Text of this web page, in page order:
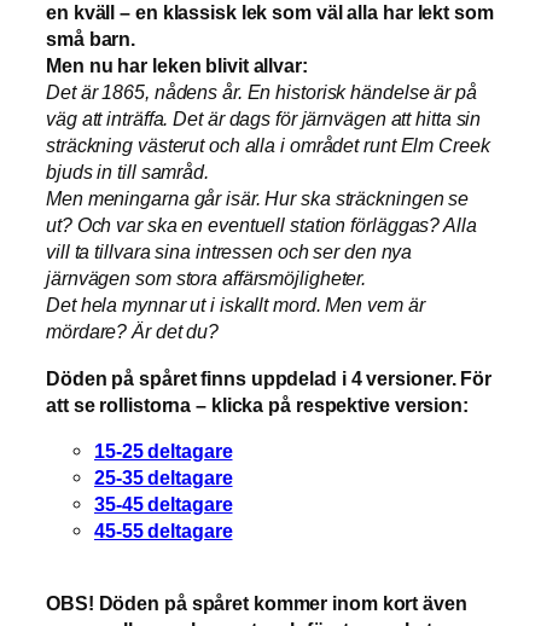
en kväll – en klassisk lek som väl alla har lekt som
små barn.
Men nu har leken blivit allvar:
Det är 1865, nådens år. En historisk händelse är på
väg att inträffa. Det är dags för järnvägen att hitta sin
sträckning västerut och alla i området runt Elm Creek
bjuds in till samråd.
Men meningarna går isär. Hur ska sträckningen se
ut? Och var ska en eventuell station förläggas? Alla
vill ta tillvara sina intressen och ser den nya
järnvägen som stora affärsmöjligheter.
Det hela mynnar ut i iskallt mord. Men vem är
mördare? Är det du?
Döden på spåret finns uppdelad i 4 versioner. För
att se rollistorna – klicka på respektive version:
15-25 deltagare
25-35 deltagare
35-45 deltagare
45-55 deltagare
OBS! Döden på spåret kommer inom kort även